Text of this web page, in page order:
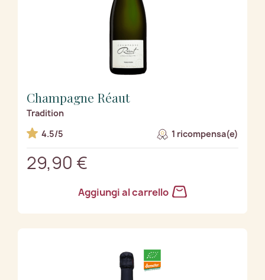
Champagne Réaut
Tradition
4.5/5
1 ricompensa(e)
29,90 €
Aggiungi al carrello